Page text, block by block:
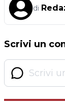
di
Scrivi un